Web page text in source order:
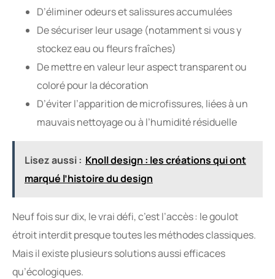
D’éliminer odeurs et salissures accumulées
De sécuriser leur usage (notamment si vous y
stockez eau ou fleurs fraîches)
De mettre en valeur leur aspect transparent ou
coloré pour la décoration
D’éviter l’apparition de microfissures, liées à un
mauvais nettoyage ou à l’humidité résiduelle
Lisez aussi : Knoll design : les créations qui ont
marqué l’histoire du design
Neuf fois sur dix, le vrai défi, c’est l’accès : le goulot
étroit interdit presque toutes les méthodes classiques.
Mais il existe plusieurs solutions aussi efficaces
qu’écologiques.